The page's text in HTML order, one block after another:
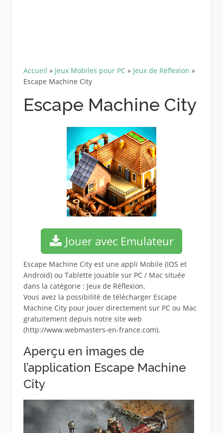
Accueil » Jeux Mobiles pour PC» Jeux de Réflexion »
Escape Machine City
Escape Machine City
Jouer avec Emulateur
Escape Machine City est une appli Mobile (IOS et
Android) ou Tablette jouable sur PC / Mac située
dans la catégorie : Jeux de Réflexion.
Vous avez la possibilité de télécharger Escape
Machine City pour jouer directement sur PC ou Mac
gratuitement depuis notre site web
(http://www.webmasters-en-france.com).
Aperçu en images de
l’application Escape Machine
City